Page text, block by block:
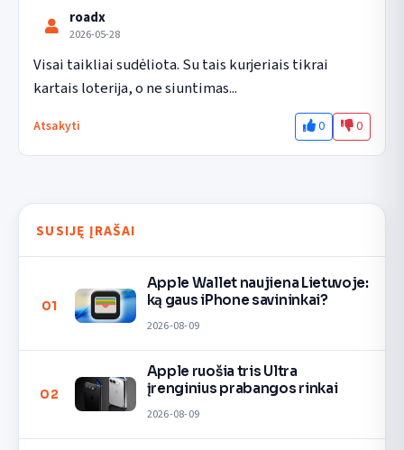
roadx
2026-05-28
Visai taikliai sudėliota. Su tais kurjeriais tikrai
kartais loterija, o ne siuntimas...
Atsakyti 0 0
SUSIJĘ ĮRAŠAI
01
Apple Wallet naujiena Lietuvoje:
ką gaus iPhone savininkai?
2026-08-09
02
Apple ruošia tris Ultra
įrenginius prabangos rinkai
2026-08-09